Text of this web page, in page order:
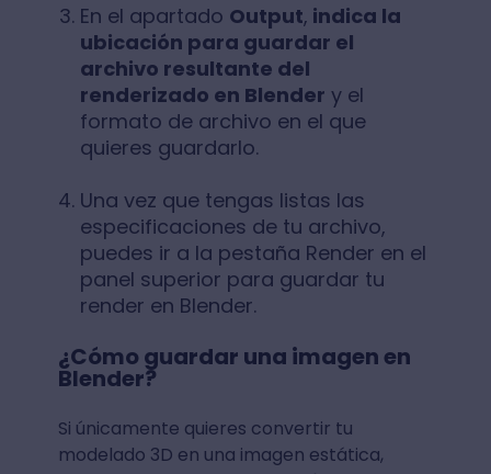
En el apartado Output, indica la
ubicación para guardar el
archivo resultante del
renderizado en Blender y el
formato de archivo en el que
quieres guardarlo.
Una vez que tengas listas las
especificaciones de tu archivo,
puedes ir a la pestaña Render en el
panel superior para guardar tu
render en Blender.
¿Cómo guardar una imagen en
Blender?
Si únicamente quieres convertir tu
modelado 3D en una imagen estática,